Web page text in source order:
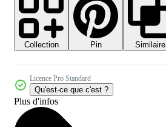
Collection Pin
Similaire
Licence Pro Standard
Qu'est-ce que c'est ?
Plus d'infos